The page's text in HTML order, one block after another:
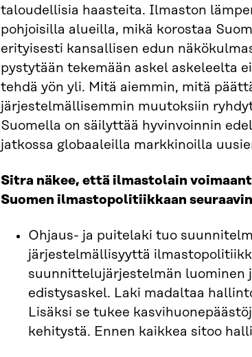
taloudellisia haasteita. Ilmaston
pohjoisilla alueilla, mikä korostaa
erityisesti kansallisen edun
pystytään tekemään askel askeleelta
tehdä yön yli. Mitä aiemmin, mitä
järjestelmällisemmin muutoksiin
Suomella on säilyttää hyvinvoinnin
jatkossa globaaleilla markkinoilla
Sitra näkee, että ilmastolain
Suomen ilmastopolitiikkaan
Ohjaus- ja puitelaki tuo
järjestelmällisyyttä
suunnittelujärjestelmän luominen
edistysaskel. Laki madaltaa
Lisäksi se tukee
kehitystä. Ennen kaikkea sitoo